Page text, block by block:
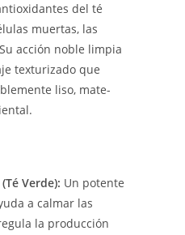
del té
muertas, las
acción noble limpia
texturizado que
liso, mate-
Verde): Un potente
a calmar las
la producción